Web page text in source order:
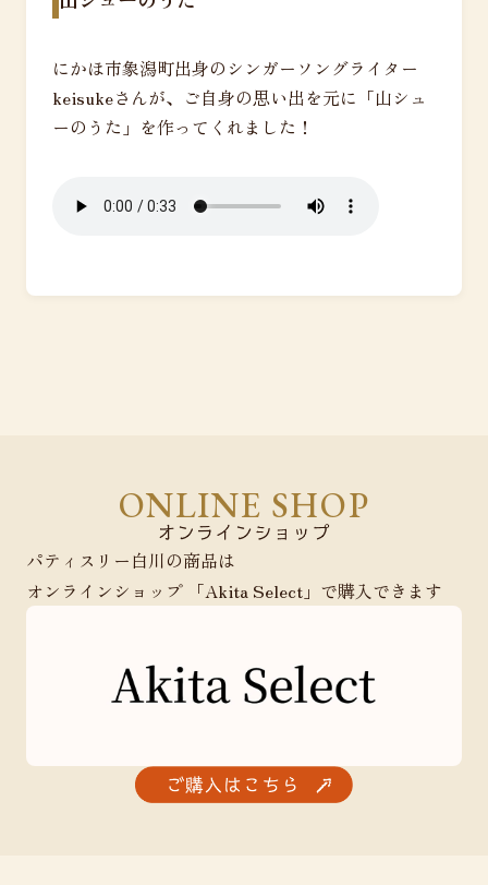
にかほ市象潟町出身のシンガーソングライター
keisukeさんが、ご自身の思い出を元に「山シュ
ーのうた」を作ってくれました！
ONLINE SHOP
パティスリー白川の商品は
オンラインショップ 「Akita Select」で購入できます